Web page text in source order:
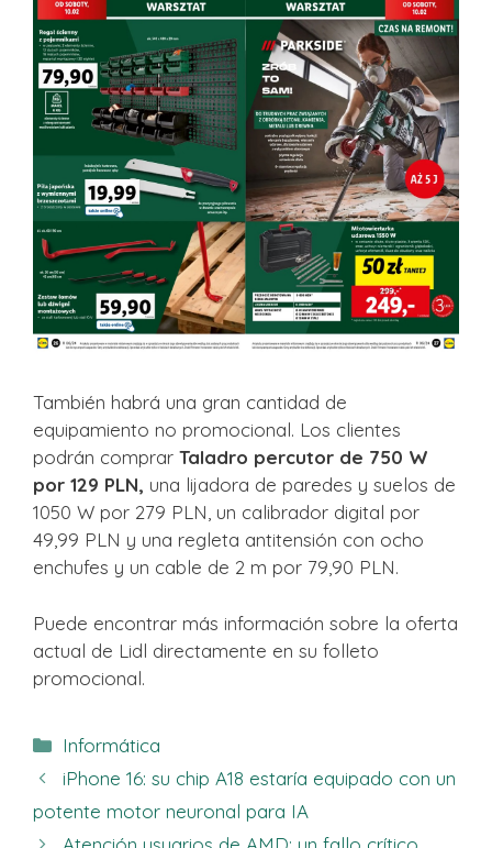
También habrá una gran cantidad de
equipamiento no promocional. Los clientes
podrán comprar Taladro percutor de 750 W
por 129 PLN, una lijadora de paredes y suelos de
1050 W por 279 PLN, un calibrador digital por
49,99 PLN y una regleta antitensión con ocho
enchufes y un cable de 2 m por 79,90 PLN.
Puede encontrar más información sobre la oferta
actual de Lidl directamente en su folleto
promocional.
Categorías
Informática
iPhone 16: su chip A18 estaría equipado con un
potente motor neuronal para IA